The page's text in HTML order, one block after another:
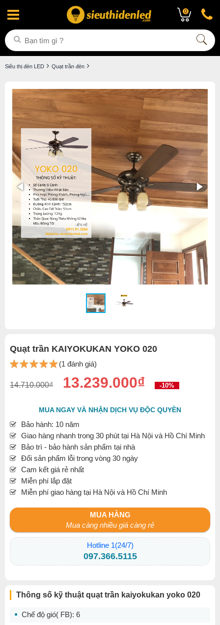
0
Siêu thị đèn LED Quạt trần đèn
Quạt trần KAIYOKUKAN YOKO 020
(1 đánh giá)
14.710.000₫ 13.239.000₫ -10%
MUA NGAY VÀ NHẬN DỊCH VỤ ĐỘC QUYỀN
Bảo hành: 10 năm
Giao hàng nhanh trong 30 phút tại Hà Nội và Hồ Chí Minh
Bảo trì - bảo hành sản phẩm tại nhà
Đổi sản phẩm lỗi trong vòng 30 ngày
Cam kết giá rẻ nhất
Miễn phí lắp đặt
Miễn phí giao hàng tại Hà Nội và Hồ Chí Minh
MUA HÀNG
Mua càng nhiều giá càng rẻ
Hotline 1(24/7)
097.366.5115
Thông số kỹ thuật quạt trần kaiyokukan yoko 020
Chế độ gió( FB): 6